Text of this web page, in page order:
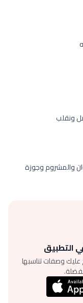
ونقلب
والمشروم وجوزة
التطبيق
وصفات تناسبها